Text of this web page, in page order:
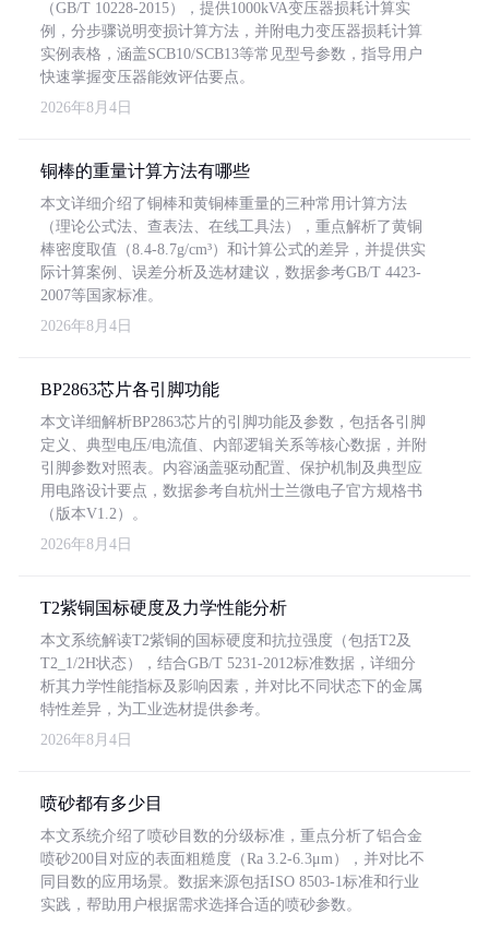
（GB/T 10228-2015），提供1000kVA变压器损耗计算实
例，分步骤说明变损计算方法，并附电力变压器损耗计算
实例表格，涵盖SCB10/SCB13等常见型号参数，指导用户
快速掌握变压器能效评估要点。
2026年8月4日
铜棒的重量计算方法有哪些
本文详细介绍了铜棒和黄铜棒重量的三种常用计算方法
（理论公式法、查表法、在线工具法），重点解析了黄铜
棒密度取值（8.4-8.7g/cm³）和计算公式的差异，并提供实
际计算案例、误差分析及选材建议，数据参考GB/T 4423-
2007等国家标准。
2026年8月4日
BP2863芯片各引脚功能
本文详细解析BP2863芯片的引脚功能及参数，包括各引脚
定义、典型电压/电流值、内部逻辑关系等核心数据，并附
引脚参数对照表。内容涵盖驱动配置、保护机制及典型应
用电路设计要点，数据参考自杭州士兰微电子官方规格书
（版本V1.2）。
2026年8月4日
T2紫铜国标硬度及力学性能分析
本文系统解读T2紫铜的国标硬度和抗拉强度（包括T2及
T2_1/2H状态），结合GB/T 5231-2012标准数据，详细分
析其力学性能指标及影响因素，并对比不同状态下的金属
特性差异，为工业选材提供参考。
2026年8月4日
喷砂都有多少目
本文系统介绍了喷砂目数的分级标准，重点分析了铝合金
喷砂200目对应的表面粗糙度（Ra 3.2-6.3μm），并对比不
同目数的应用场景。数据来源包括ISO 8503-1标准和行业
实践，帮助用户根据需求选择合适的喷砂参数。